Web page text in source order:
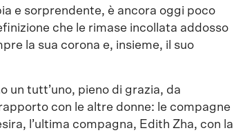
e sorprendente, è ancora oggi poco
che le rimase incollata addosso
la sua corona e, insieme, il suo
un tutt’uno, pieno di grazia, da
con le altre donne: le compagne
l’ultima compagna, Edith Zha, con la